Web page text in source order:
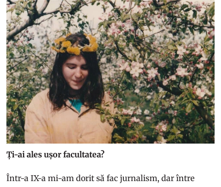
Ți-ai ales ușor facultatea?
Într-a IX-a mi-am dorit să fac jurnalism, dar între